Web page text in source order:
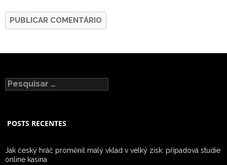
Pesquisar
por:
POSTS RECENTES
Jak český hráč proměnil malý vklad v velký zisk: případová studie
online kasina